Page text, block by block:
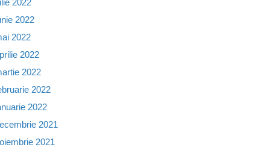
2022
2022
2022
2022
2022
2022
2021
2021